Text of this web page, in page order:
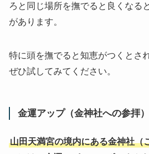
ろと同じ場所を撫でると良くなる
があります。
特に頭を撫でると知恵がつくとさ
ぜひ試してみてください。
金運アップ（金神社への参拝）
山田天満宮の境内にある金神社（